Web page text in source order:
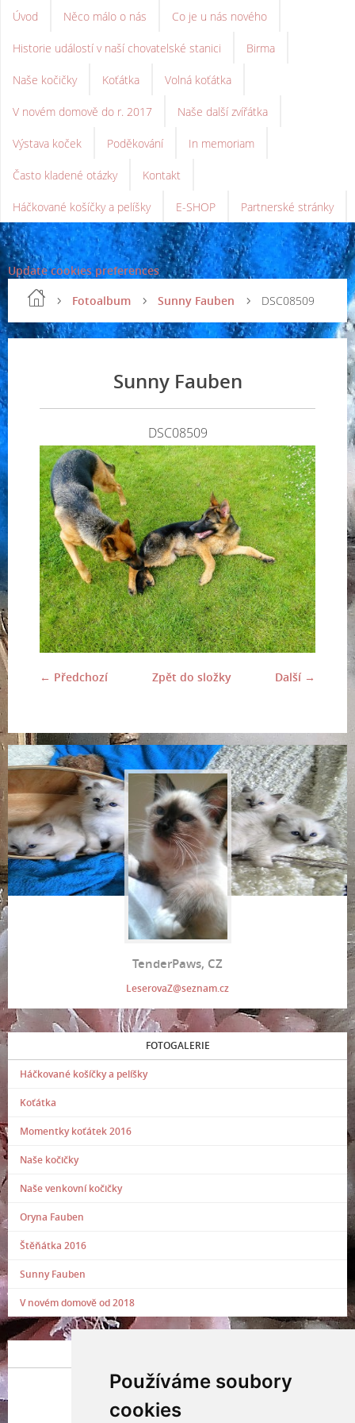
Používáme soubory
cookies
Úvod Něco málo o nás Co je u nás nového
Historie událostí v naší chovatelské stanici Birma
Naše kočičky Koťátka Volná koťátka
V novém domově do r. 2017 Naše další zvířátka
Výstava koček Poděkování In memoriam
Často kladené otázky Kontakt
Háčkované košíčky a pelíšky E-SHOP Partnerské stránky
Update cookies preferences
Fotoalbum
Sunny Fauben DSC08509
Sunny Fauben
DSC08509
← Předchozí Další →
Zpět do složky
TenderPaws, CZ
LeserovaZ@seznam.cz
FOTOGALERIE
Háčkované košíčky a pelíšky
Koťátka
Momentky koťátek 2016
Naše kočičky
Naše venkovní kočičky
Oryna Fauben
Štěňátka 2016
Sunny Fauben
V novém domově od 2018